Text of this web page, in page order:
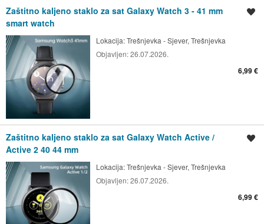
Zaštitno kaljeno staklo za sat Galaxy Watch 3 - 41 mm
smart watch
Lokacija:Trešnjevka - Sjever, Trešnjevka
Objavljen:26.07.2026.
6,99 €
Zaštitno kaljeno staklo za sat Galaxy Watch Active /
Active 2 40 44 mm
Lokacija:Trešnjevka - Sjever, Trešnjevka
Objavljen:26.07.2026.
6,99 €